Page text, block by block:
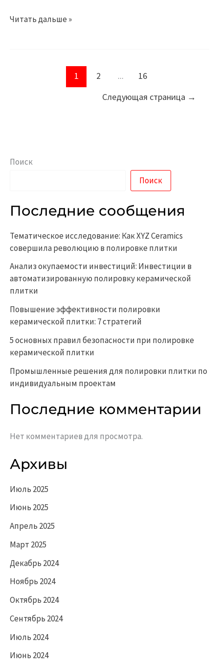
Читать дальше »
1 2 ...
16
Следующая страница →
Поиск
Поиск
Последние сообщения
Тематическое исследование: Как XYZ Ceramics
совершила революцию в полировке плитки
Анализ окупаемости инвестиций: Инвестиции в
автоматизированную полировку керамической
плитки
Повышение эффективности полировки
керамической плитки: 7 стратегий
5 основных правил безопасности при полировке
керамической плитки
Промышленные решения для полировки плитки по
индивидуальным проектам
Последние комментарии
Нет комментариев для просмотра.
Архивы
Июль 2025
Июнь 2025
Апрель 2025
Март 2025
Декабрь 2024
Ноябрь 2024
Октябрь 2024
Сентябрь 2024
Июль 2024
Июнь 2024